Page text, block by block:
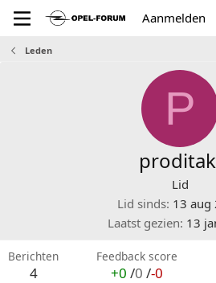
Aanmelden
Leden
P
Lid
Lid sinds 13 aug
Laatst gezien 13
Berichten
4
Feedback score
+0 /0 /-0